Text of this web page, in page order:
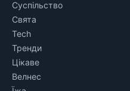
Суспільство
Свята
Tech
Тренди
Цікаве
Велнес